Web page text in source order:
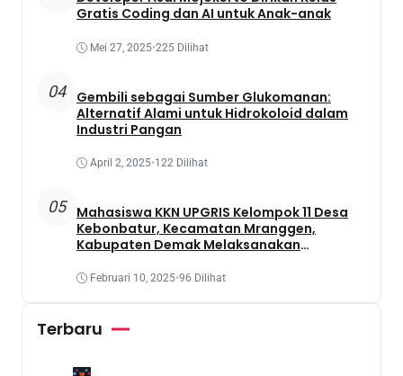
Gratis Coding dan AI untuk Anak-anak
Mei 27, 2025•225 Dilihat
04
Gembili sebagai Sumber Glukomanan:
Alternatif Alami untuk Hidrokoloid dalam
Industri Pangan
April 2, 2025•122 Dilihat
05
Mahasiswa KKN UPGRIS Kelompok 11 Desa
Kebonbatur, Kecamatan Mranggen,
Kabupaten Demak Melaksanakan
Memanfaatkan Lahan Yang Terbengkalai
Februari 10, 2025•96 Dilihat
Terbaru